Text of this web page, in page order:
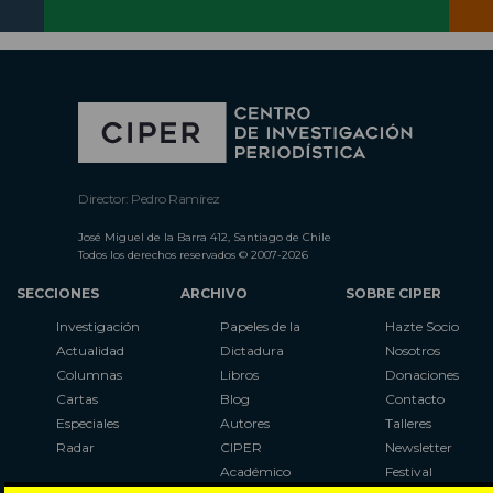
Director: Pedro Ramírez
José Miguel de la Barra 412, Santiago de Chile
Todos los derechos reservados © 2007-2026
SECCIONES
Investigación
Actualidad
Columnas
Cartas
Especiales
Radar
ARCHIVO
Papeles de la
Dictadura
Libros
Blog
Autores
CIPER
Académico
SOBRE CIPER
Hazte Socio
Nosotros
Donaciones
Contacto
Talleres
Newsletter
Festival